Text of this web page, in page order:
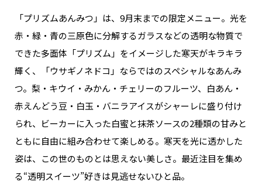
「プリズムあんみつ」は、9月末までの限定メニュー。光を
赤・緑・青の三原色に分解するガラスなどの透明な物質で
できた多面体「プリズム」をイメージした寒天がキラキラ
輝く、「ウサギノネドコ」ならではのスペシャルなあんみ
つ。梨・キウイ・みかん・チェリーのフルーツ、白あん・
赤えんどう豆・白玉・バニラアイスがシャーレに盛り付け
られ、ビーカーに入った白蜜と抹茶ソースの2種類の甘みと
ともに自由に組み合わせて楽しめる。寒天を光に透かした
姿は、この世のものとは思えない美しさ。最近注目を集め
る“透明スイーツ”好きは見逃せないひと品。